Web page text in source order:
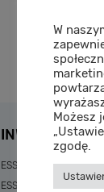
INWESTYCJE
ESSENSE Baltic
ESSENSE Baltic
W
Możesz
zgodę.